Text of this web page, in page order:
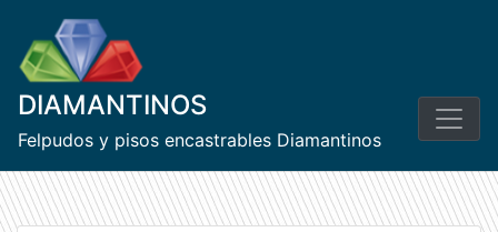
content
DIAMANTINOS
Felpudos y pisos encastrables Diamantinos